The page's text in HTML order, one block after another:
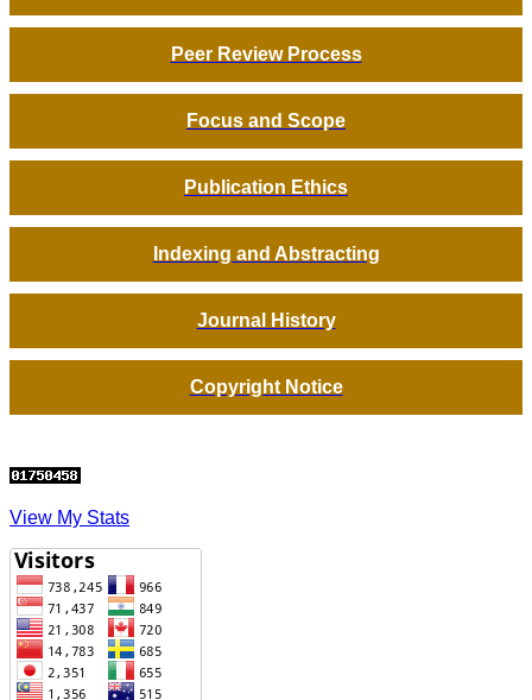
Peer Review Process
Focus and Scope
Publication Ethics
Indexing and Abstracting
Journal History
Copyright Notice
View My Stats